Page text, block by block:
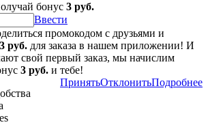
бонус 3 руб.
Ввести
промокодом с друзьями и
3 руб. для заказа в нашем приложении! И
свой первый заказ, мы начислим
3 руб. и тебе!
ПринятьОтклонитьПодробнее